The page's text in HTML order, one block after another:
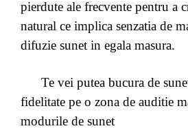
pierdute ale frecvente pentru a
natural ce implica senzatia de
difuzie sunet in egala masura.
Te vei putea bucura de
fidelitate pe o zona de auditie
modurile de sunet